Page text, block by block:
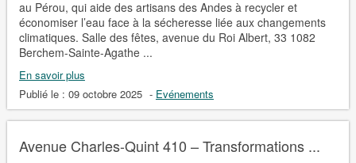
au Pérou, qui aide des artisans des Andes à recycler et
économiser l’eau face à la sécheresse liée aux changements
climatiques. Salle des fêtes, avenue du Roi Albert, 33 1082
Berchem-Sainte-Agathe ...
En savoir plus
Publié le : 09 octobre 2025 - Evénements
Avenue Charles-Quint 410 – Transformations ...